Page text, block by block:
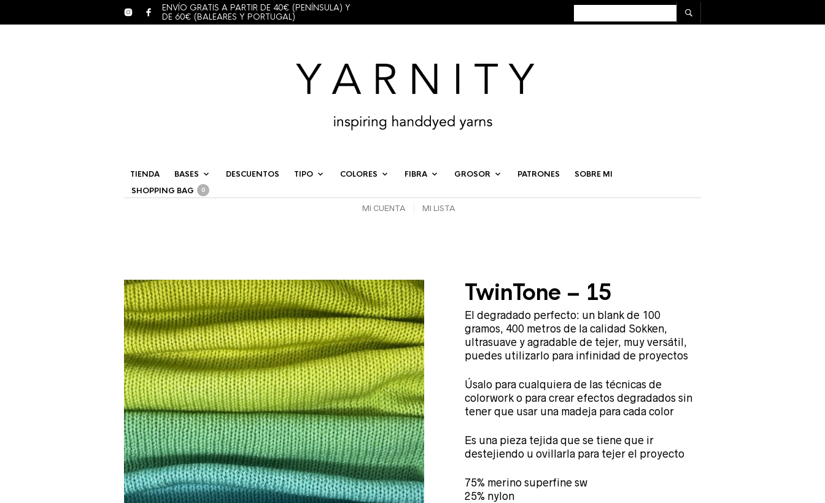
ENVÍO GRATIS A PARTIR DE 40€ (PENÍNSULA) Y
DE 60€ (BALEARES Y PORTUGAL)
TIENDA BASES DESCUENTOS TIPO COLORES FIBRA GROSOR PATRONES
SOBRE MI
SHOPPING BAG
0
MI CUENTA MI LISTA
TwinTone – 15
El degradado perfecto: un blank de 100
gramos, 400 metros de la calidad Sokken,
ultrasuave y agradable de tejer, muy versátil,
puedes utilizarlo para infinidad de proyectos
Úsalo para cualquiera de las técnicas de
colorwork o para crear efectos degradados sin
tener que usar una madeja para cada color
Es una pieza tejida que se tiene que ir
destejiendo u ovillarla para tejer el proyecto
75% merino superfine sw
25% nylon